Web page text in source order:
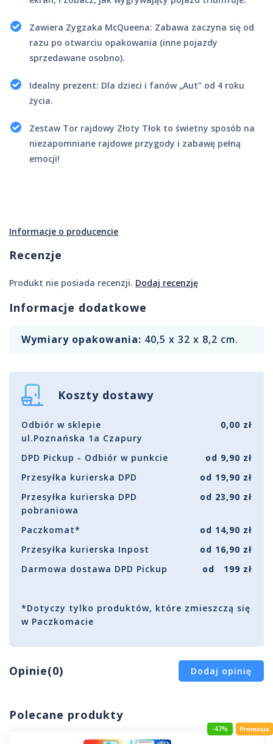
Zawiera Zygzaka McQueena: Zabawa zaczyna się od
razu po otwarciu opakowania (inne pojazdy
sprzedawane osobno).
Idealny prezent: Dla dzieci i fanów „Aut” od 4 roku
życia.
Zestaw Tor rajdowy Złoty Tłok to świetny sposób na
niezapomniane rajdowe przygody i zabawę pełną
emocji!
Informacje o producencie
Recenzje
Produkt nie posiada recenzji. Dodaj recenzję
Informacje dodatkowe
Wymiary opakowania: 40,5 x 32 x 8,2 cm.
Koszty dostawy
Odbiór w sklepie
ul.Poznańska 1a Czapury
0,00 zł
DPD Pickup - Odbiór w punkcie
od 9,90 zł
Przesyłka kurierska DPD
od 19,90 zł
Przesyłka kurierska DPD
pobraniowa
od 23,90 zł
Paczkomat*
od 14,90 zł
Przesyłka kurierska Inpost
od 16,90 zł
Darmowa dostawa DPD Pickup
od 199 zł
*Dotyczy tylko produktów, które zmieszczą się
w Paczkomacie
Opinie(0) Dodaj opinię
Polecane produkty
-47%